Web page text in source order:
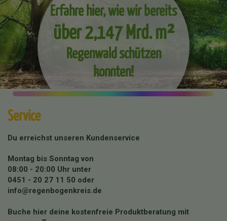
Erfahre hier, wie wir bereits
über 2,147 Mrd. m²
Regenwald schützen
konnten!
Service
Du erreichst unseren Kundenservice
Montag bis Sonntag von
08:00 - 20:00 Uhr unter
0451 - 20 27 11 50 oder
info@regenbogenkreis.de
Buche hier deine kostenfreie Produktberatung mit